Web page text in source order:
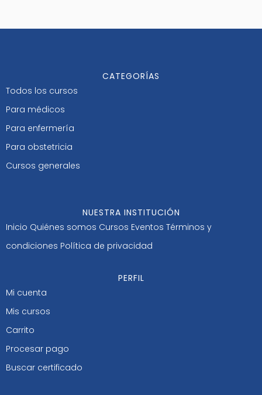
CATEGORÍAS
Todos los cursos
Para médicos
Para enfermería
Para obstetricia
Cursos generales
NUESTRA INSTITUCIÓN
Inicio Quiénes somos Cursos Eventos Términos y
condiciones Política de privacidad
PERFIL
Mi cuenta
Mis cursos
Carrito
Procesar pago
Buscar certificado